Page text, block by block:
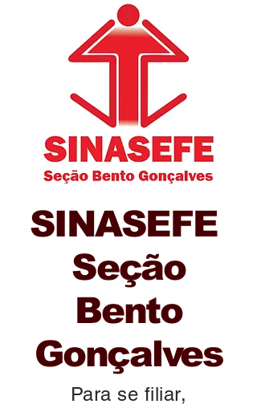
SINASEFE
Seção
Bento
Gonçalves
Para se filiar,